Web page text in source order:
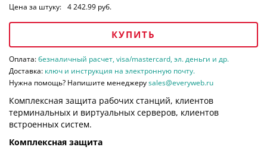
Цена за штуку: 4 242.99 руб.
КУПИТЬ
Оплата:безналичный расчет, visa/mastercard, эл. деньги и др.
Доставка: ключ и инструкция на электронную почту.
Нужна помощь? Напишите менеджеруsales@everyweb.ru
Комплексная защита рабочих станций, клиентов
терминальных и виртуальных серверов, клиентов
встроенных систем.
Комплексная защита